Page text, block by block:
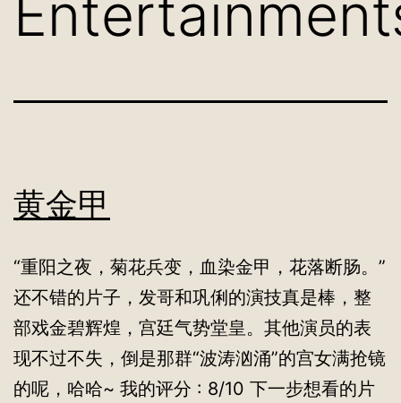
黄金甲
“重阳之夜，菊花兵变，血染金甲，花落断肠。”
还不错的片子，发哥和巩俐的演技真是棒，整
部戏金碧辉煌，宫廷气势堂皇。其他演员的表
现不过不失，倒是那群“波涛汹涌”的宫女满抢镜
的呢，哈哈~ 我的评分 : 8/10 下一步想看的片